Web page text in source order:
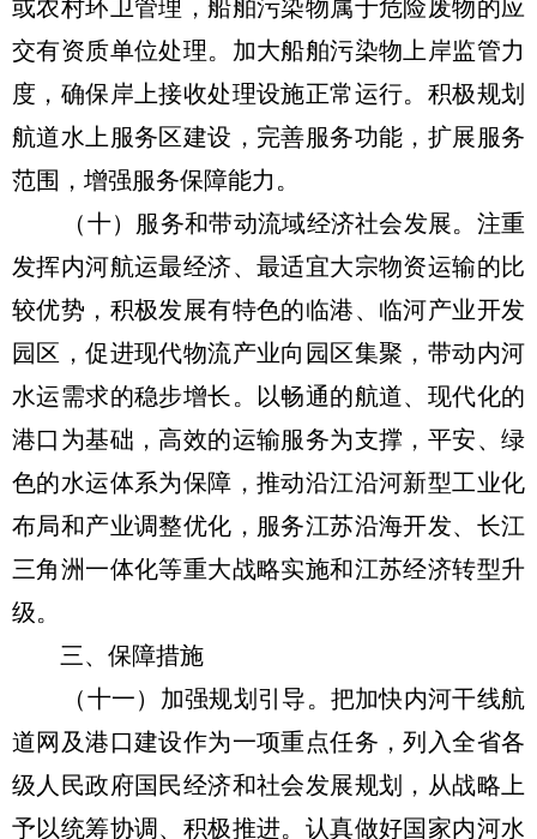
或农村环卫管理，船舶污染物属于危险废物的应
交有资质单位处理。加大船舶污染物上岸监管力
度，确保岸上接收处理设施正常运行。积极规划
航道水上服务区建设，完善服务功能，扩展服务
范围，增强服务保障能力。
（十）服务和带动流域经济社会发展。注重
发挥内河航运最经济、最适宜大宗物资运输的比
较优势，积极发展有特色的临港、临河产业开发
园区，促进现代物流产业向园区集聚，带动内河
水运需求的稳步增长。以畅通的航道、现代化的
港口为基础，高效的运输服务为支撑，平安、绿
色的水运体系为保障，推动沿江沿河新型工业化
布局和产业调整优化，服务江苏沿海开发、长江
三角洲一体化等重大战略实施和江苏经济转型升
级。
三、保障措施
（十一）加强规划引导。把加快内河干线航
道网及港口建设作为一项重点任务，列入全省各
级人民政府国民经济和社会发展规划，从战略上
予以统筹协调、积极推进。认真做好国家内河水